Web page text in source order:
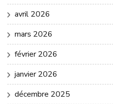
avril 2026
mars 2026
février 2026
janvier 2026
décembre 2025